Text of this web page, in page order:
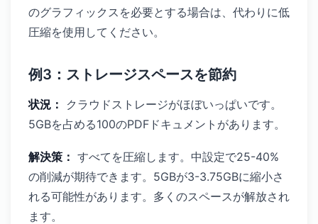
のグラフィックスを必要とする場合は、代わりに低
圧縮を使用してください。
例3：ストレージスペースを節約
状況：
クラウドストレージがほぼいっぱいです。
5GBを占める100のPDFドキュメントがあります。
解決策： すべてを圧縮します。中設定で25-40%
の削減が期待できます。5GBが3-3.75GBに縮小さ
れる可能性があります。多くのスペースが解放され
ます。